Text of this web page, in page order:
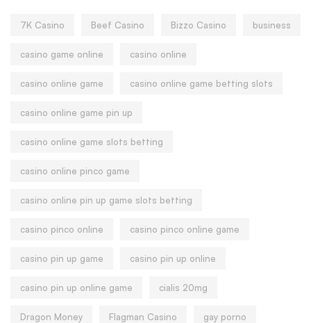
7K Casino Beef Casino Bizzo Casino business
casino game online casino online
casino online game casino online game betting slots
casino online game pin up
casino online game slots betting
casino online pinco game
casino online pin up game slots betting
casino pinco online casino pinco online game
casino pin up game casino pin up online
casino pin up online game cialis 20mg
Dragon Money Flagman Casino gay porno